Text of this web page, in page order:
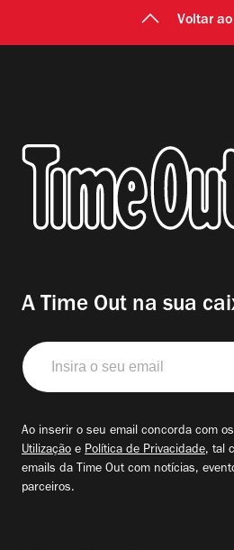
Voltar
A Time Out na sua
Insira
o
seu
Ao inserir o seu email concorda com
Utilização e Política de Privacidade, tal
emails da Time Out com notícias,
parceiros.